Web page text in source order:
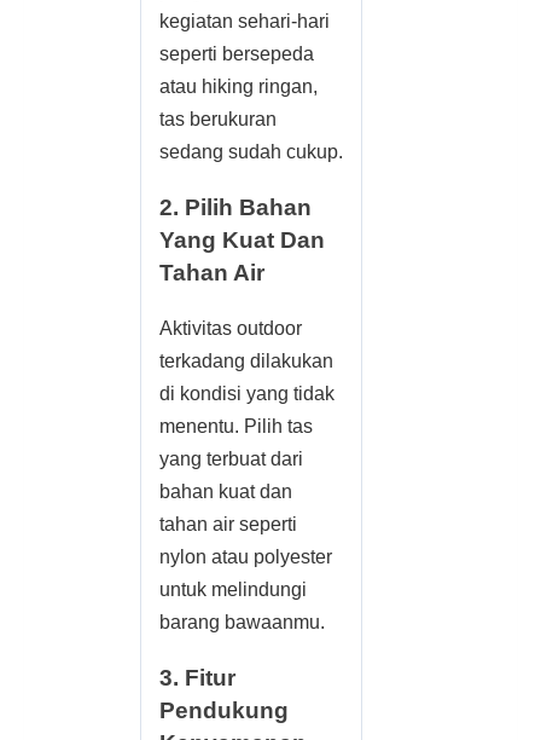
kegiatan sehari-hari
seperti bersepeda
atau hiking ringan,
tas berukuran
sedang sudah cukup.
2. Pilih Bahan
Yang Kuat Dan
Tahan Air
Aktivitas outdoor
terkadang dilakukan
di kondisi yang tidak
menentu. Pilih tas
yang terbuat dari
bahan kuat dan
tahan air seperti
nylon atau polyester
untuk melindungi
barang bawaanmu.
3. Fitur
Pendukung